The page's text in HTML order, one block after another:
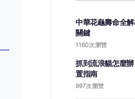
中華花龜壽命全
關鍵
1160次瀏覽
抓到流浪貓怎麼
置指南
997次瀏覽